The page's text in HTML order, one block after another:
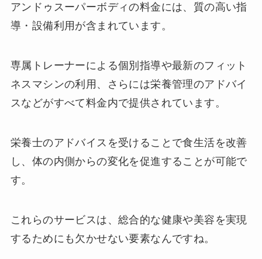
アンドゥスーパーボディの料金には、質の高い指
導・設備利用が含まれています。
専属トレーナーによる個別指導や最新のフィット
ネスマシンの利用、さらには栄養管理のアドバイ
スなどがすべて料金内で提供されています。
栄養士のアドバイスを受けることで食生活を改善
し、体の内側からの変化を促進することが可能で
す。
これらのサービスは、総合的な健康や美容を実現
するためにも欠かせない要素なんですね。